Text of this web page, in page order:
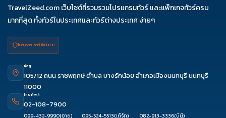
TravelZeed.com เว็บไซต์ที่รวมรวมโปรแกรมทัวร์ และแพ็กเกจทัวร์ครบ
มากที่สุด ทั้งทัวร์ในประเทศและทัวร์ต่างประเทศ ง่ายๆ
ใบอนุญาต เลขที่ 11/08038
ที่อยู่
105/12 ถนน ราชพฤกษ์ ตำบล บางรักน้อย อำเภอเมืองนนทบุรี นนทบุรี
11000
โทรศัพท์
02-108-7900
099-432-9990(อาย) 095-524-5513(เติร์ก) 082-913-3336(นินิ)